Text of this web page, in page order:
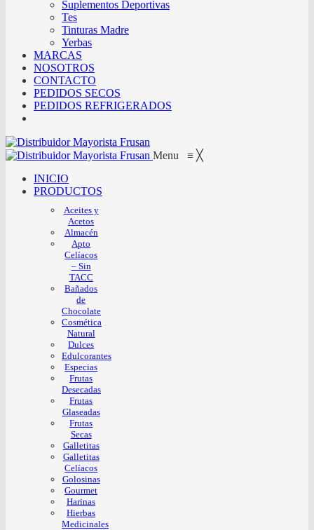
Suplementos Deportivas
Tes
Tinturas Madre
Yerbas
MARCAS
NOSOTROS
CONTACTO
PEDIDOS SECOS
PEDIDOS REFRIGERADOS
Menu ≡ ╳
INICIO
PRODUCTOS
Aceites y
Acetos
Almacén
Apto
Celíacos
– Sin
TACC
Bañados
de
Chocolate
Cosmética
Natural
Dulces
Edulcorantes
Especias
Frutas
Desecadas
Frutas
Glaseadas
Frutas
Secas
Galletitas
Galletitas
Celíacos
Golosinas
Gourmet
Harinas
Hierbas
Medicinales